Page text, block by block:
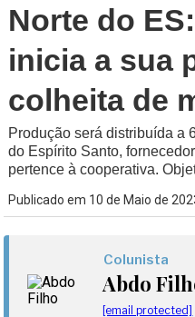
Norte do
inicia a sua
colheita de
Produção será distribuída a
do Espírito Santo,
pertence à cooperativa.
Publicado em 10 de Maio de
Colunista
Abdo
[email protected]